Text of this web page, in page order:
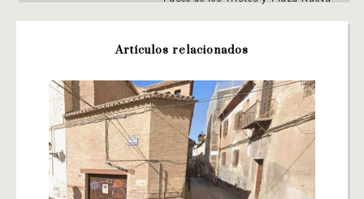
Artículos relacionados